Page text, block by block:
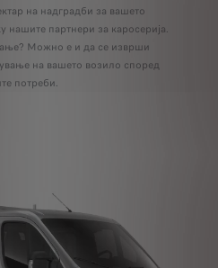
на надградби за вашето
нашите партнери за каросерија.
Можно е и да се изврши
на вашето возило според
потреби.